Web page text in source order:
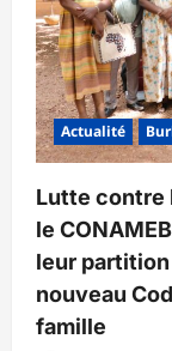
Actualité
Lutte contre
le
leur
nouveau
famille